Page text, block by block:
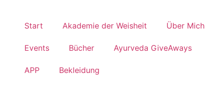
Start Akademie der Weisheit Über Mich
Events Bücher Ayurveda GiveAways
APP Bekleidung